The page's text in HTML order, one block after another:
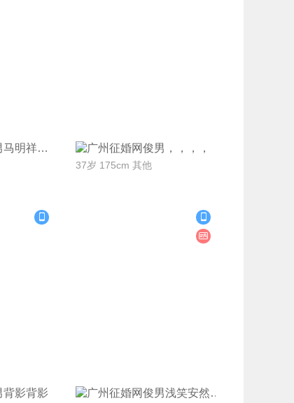
马明祥 联系Ta ，，
37岁 175cm 其他
背影 联系Ta 浅笑安然